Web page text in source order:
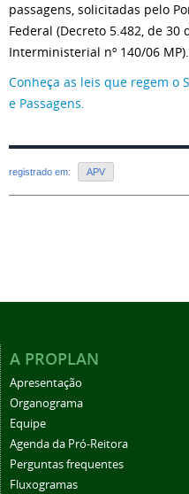
passagens, solicitadas pelo
Federal (Decreto 5.482, de
Interministerial nº 140/06 MP).
Conheça as leis que regem o
e Passagens.
registrado em: APV
A PROPLAN
Apresentação
Organograma
Equipe
Agenda da Pró-Reitora
Perguntas frequentes
Fluxogramas